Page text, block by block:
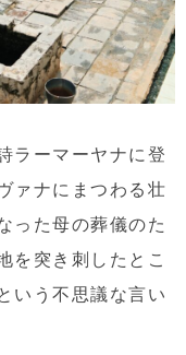
ラーマーヤナに登
ァナにまつわる壮
った母の葬儀のた
を突き刺したとこ
いう不思議な言い